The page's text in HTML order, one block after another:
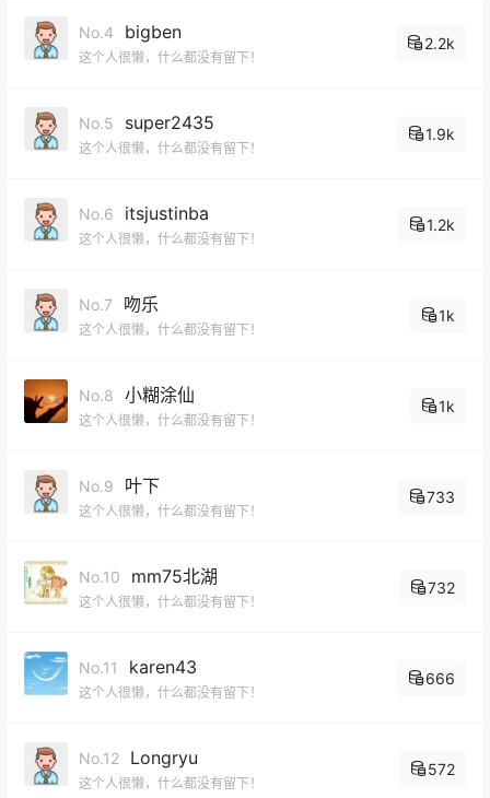
No.4 bigben
这个人很懒，什么都没有留下！
2.2k
No.5 super2435
这个人很懒，什么都没有留下！
1.9k
No.6 itsjustinba
这个人很懒，什么都没有留下！
1.2k
No.7 吻乐
这个人很懒，什么都没有留下！
1k
No.8 小糊涂仙
这个人很懒，什么都没有留下！
1k
No.9 叶下
这个人很懒，什么都没有留下！
733
No.10 mm75北湖
这个人很懒，什么都没有留下！
732
No.11 karen43
这个人很懒，什么都没有留下！
666
No.12 Longryu
这个人很懒，什么都没有留下！
572